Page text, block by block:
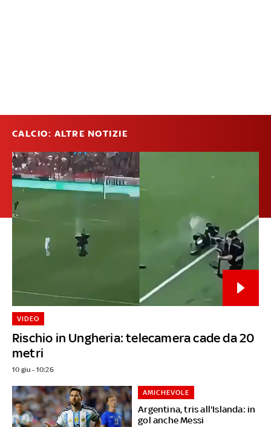
CALCIO: ALTRE NOTIZIE
Rischio in Ungheria: telecamera cade da 20
metri
VIDEO
10 giu - 10:26
Argentina, tris all'Islanda: in
gol anche Messi
AMICHEVOLE